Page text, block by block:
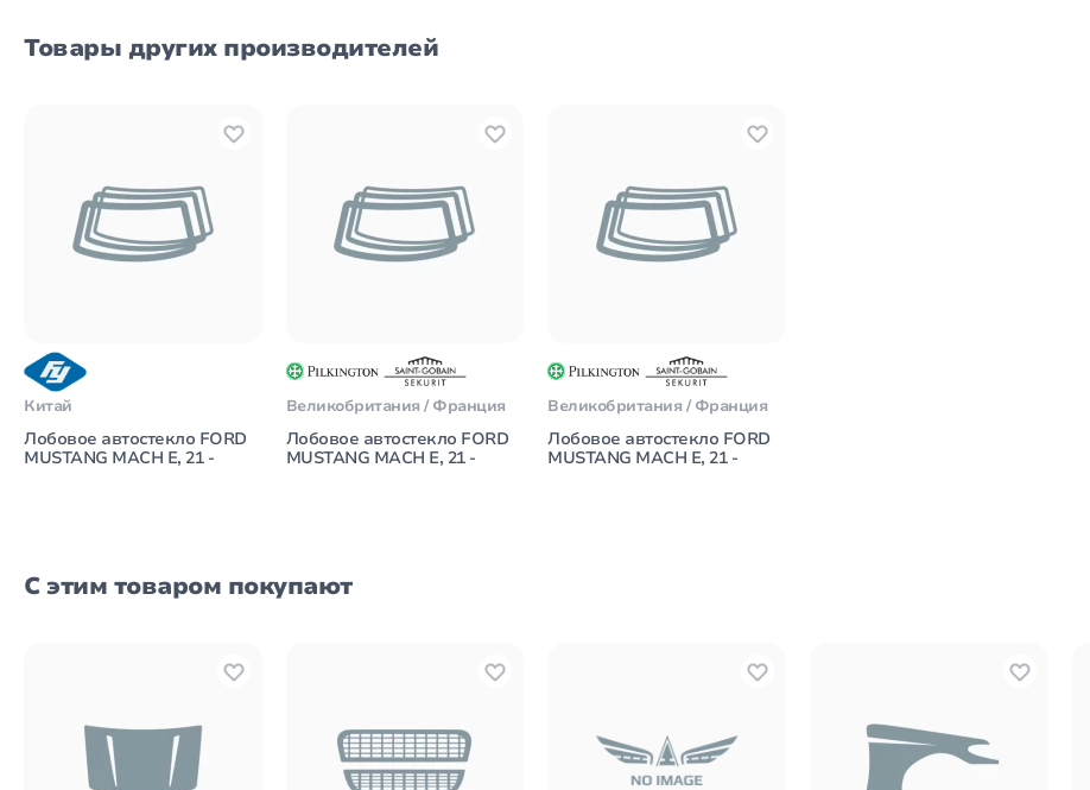
Товары других производителей
Китай
Лобовое автостекло FORD
MUSTANG MACH E, 21 -
Великобритания / Франция
Лобовое автостекло FORD
MUSTANG MACH E, 21 -
Великобритания / Франция
Лобовое автостекло FORD
MUSTANG MACH E, 21 -
С этим товаром покупают